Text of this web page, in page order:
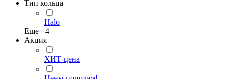
Тип кольца
Halo
Еще +4
Акция
ХИТ-цена